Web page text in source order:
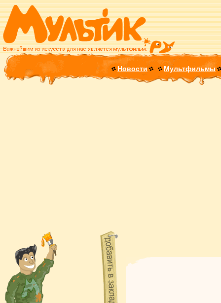
Новости Мультфильмы